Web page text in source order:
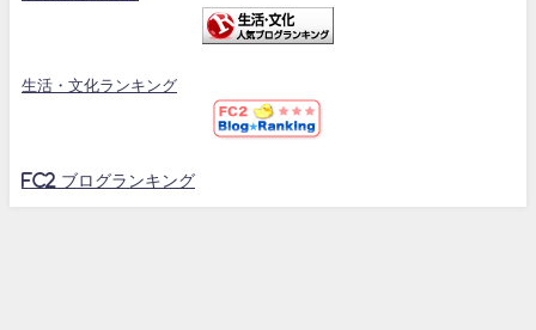
生活・文化ランキング
FC2 ブログランキング